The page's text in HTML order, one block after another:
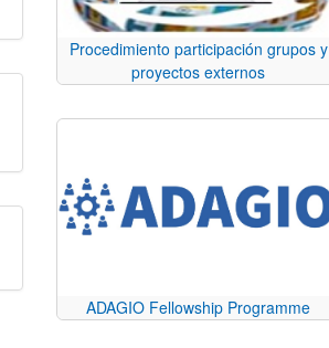
Procedimiento participación grupos y
proyectos externos
ADAGIO Fellowship Programme